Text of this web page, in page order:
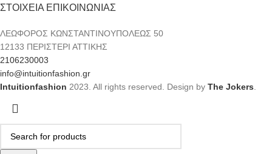
ΣΤΟΙΧΕΙΑ ΕΠΙΚΟΙΝΩΝΙΑΣ
ΛΕΩΦΟΡΟΣ ΚΩΝΣΤΑΝΤΙΝΟΥΠΟΛΕΩΣ 50
12133 ΠΕΡΙΣΤΕΡΙ ΑΤΤΙΚΗΣ
2106230003
info@intuitionfashion.gr
Intuitionfashion 2023. All rights reserved. Design by The Jokers.